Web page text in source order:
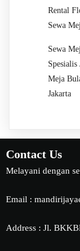
Rental
Sewa
Sewa
Spesialis
Meja
Jakarta
Contact Us
Melayani dengan
Email :
Address : Jl.